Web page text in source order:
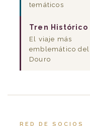
temáticos
Tren Histórico
El viaje más
emblemático del
Douro
RED DE SOCIOS